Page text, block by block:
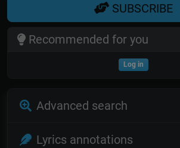
SUBSCRIBE
Recommended for you
Log in
Advanced search
Lyrics annotations